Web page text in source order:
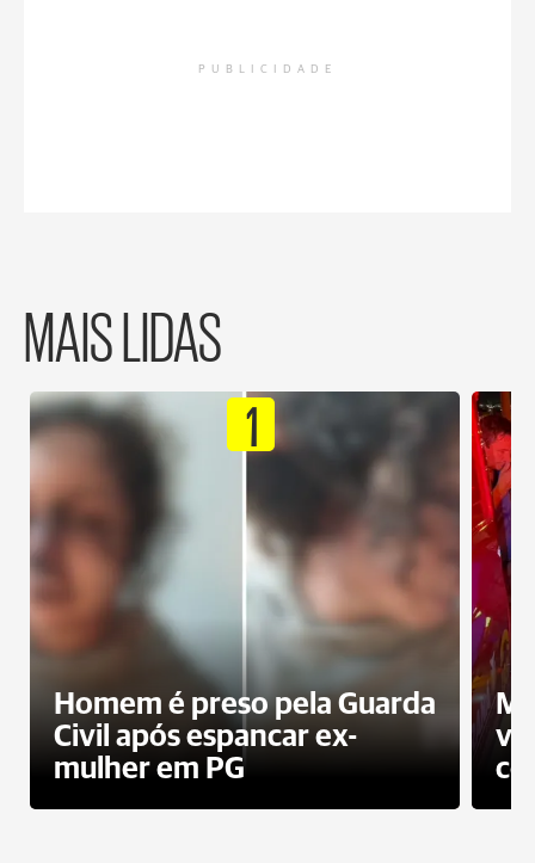
PUBLICIDADE
MAIS LIDAS
1
Homem é preso pela Guarda
Civil após espancar ex-
mulher em PG